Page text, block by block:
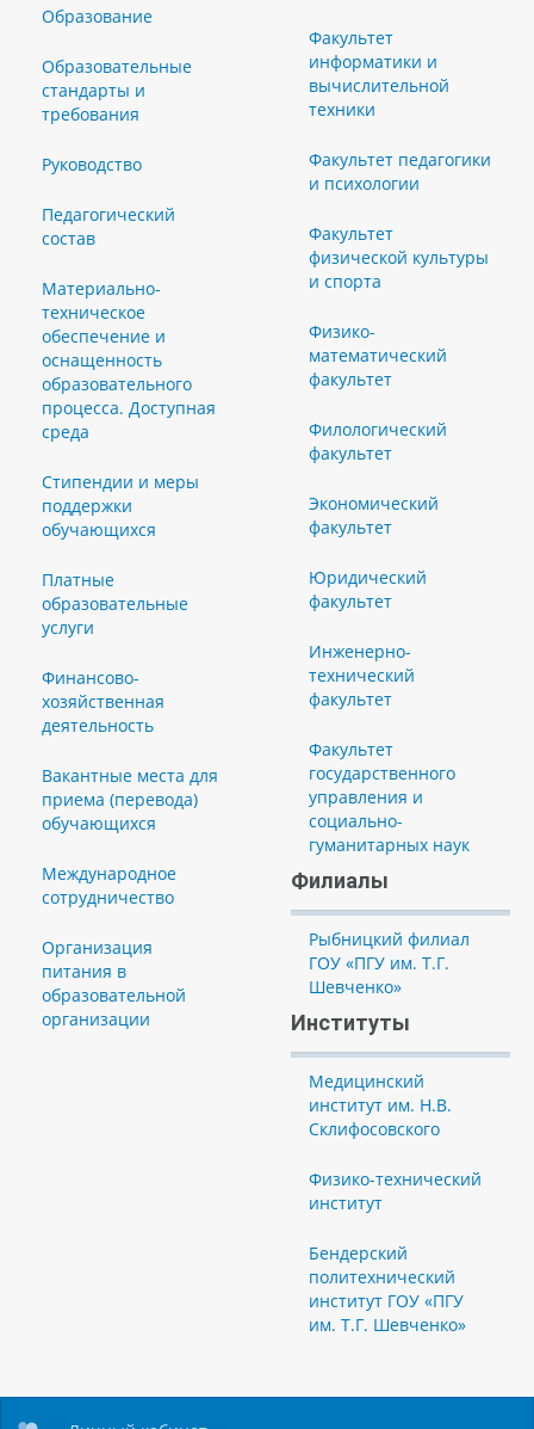
Образование
Образовательные
стандарты и
требования
Руководство
Педагогический
состав
Материально-
техническое
обеспечение и
оснащенность
образовательного
процесса. Доступная
среда
Стипендии и меры
поддержки
обучающихся
Платные
образовательные
услуги
Финансово-
хозяйственная
деятельность
Вакантные места для
приема (перевода)
обучающихся
Международное
сотрудничество
Организация
питания в
образовательной
организации
Факультет
информатики и
вычислительной
техники
Факультет педагогики
и психологии
Факультет
физической культуры
и спорта
Физико-
математический
факультет
Филологический
факультет
Экономический
факультет
Юридический
факультет
Инженерно-
технический
факультет
Факультет
государственного
управления и
социально-
гуманитарных наук
Филиалы
Рыбницкий филиал
ГОУ «ПГУ им. Т.Г.
Шевченко»
Институты
Медицинский
институт им. Н.В.
Склифосовского
Физико-технический
институт
Бендерский
политехнический
институт ГОУ «ПГУ
им. Т.Г. Шевченко»